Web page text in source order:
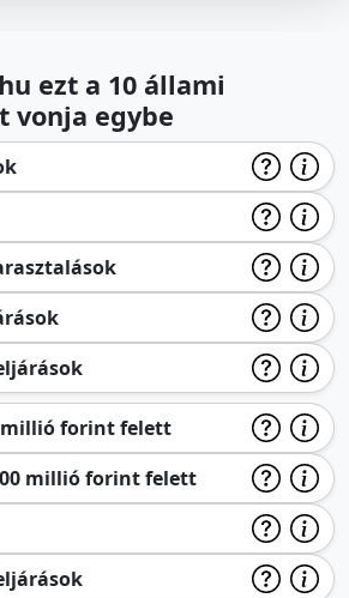
ezt a 10 állami
vonja egybe
millió forint felett
millió forint felett